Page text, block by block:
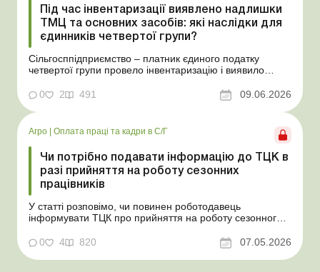
Під час інвентаризації виявлено надлишки
ТМЦ та основних засобів: які наслідки для
єдинників четвертої групи?
Сільгосппідприємство – платник єдиного податку
четвертої групи провело інвентаризацію і виявило
товарів, продукції власного виробництва, а також
основних засобів (далі – ОЗ). Як вплинуть такі
надлишки при їх оприбуткуванні на частку сільгоспто...
0 2 491 09.06.2026
Агро | Оплата праці та кадри в С/Г
Чи потрібно подавати інформацію до ТЦК в
разі прийняття на роботу сезонних
працівників
У статті розповімо, чи повинен роботодавець
інформувати ТЦК про прийняття на роботу сезонного
агропідприємств приймає працівників на сезонні
роботи. Через значні штрафні санкції за порушення
порядку ведення військового обліку в
0 4 820 07.05.2026